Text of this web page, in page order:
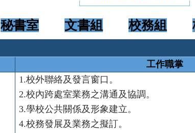
秘書室 文書組 校務組
工作職掌
1.校外聯絡及發言窗口。
2.校內跨處室業務之溝通及協調。
3.學校公共關係及形象建立。
4.校務發展及業務之擬訂。